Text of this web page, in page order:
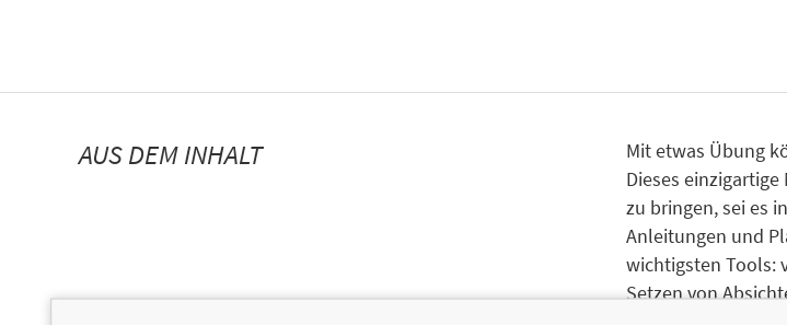
AUS DEM INHALT
Mit etwas Übung
Dieses
zu bringen, sei es
Anleitungen und
wichtigsten Tools:
Setzen von